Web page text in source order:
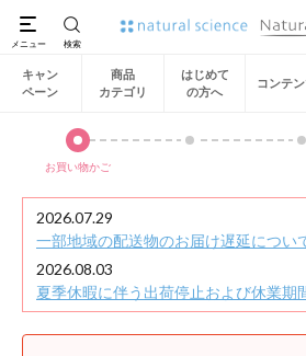
キャン
ペーン
商品
カテゴリ
はじめて
の方へ
コンテ
お買い物かご
2026.07.29
一部地域の配送物のお届け遅延につい
2026.08.03
夏季休暇に伴う出荷停止および休業期